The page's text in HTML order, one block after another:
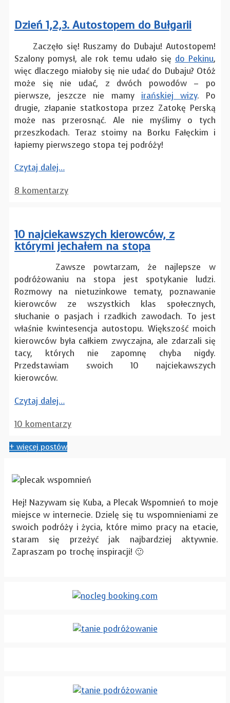
Dzień 1,2,3. Autostopem do Bułgarii
Zaczęło się! Ruszamy do Dubaju! Autostopem!
Szalony pomysł, ale rok temu udało się do Pekinu,
więc dlaczego miałoby się nie udać do Dubaju? Otóż
może się nie udać, z dwóch powodów – po
pierwsze, jeszcze nie mamy irańskiej wizy. Po
drugie, złapanie statkostopa przez Zatokę Perską
może nas przerosnąć. Ale nie myślimy o tych
przeszkodach. Teraz stoimy na Borku Fałęckim i
łapiemy pierwszego stopa tej podróży!
Czytaj dalej…
8 komentarzy
10 najciekawszych kierowców, z
którymi jechałem na stopa
Zawsze powtarzam, że najlepsze w
podróżowaniu na stopa jest spotykanie ludzi.
Rozmowy na nietuzinkowe tematy, poznawanie
kierowców ze wszystkich klas społecznych,
słuchanie o pasjach i rzadkich zawodach. To jest
właśnie kwintesencja autostopu. Większość moich
kierowców była całkiem zwyczajna, ale zdarzali się
tacy, których nie zapomnę chyba nigdy.
Przedstawiam swoich 10 najciekawszych
kierowców.
Czytaj dalej…
10 komentarzy
+ więcej postów
Hej! Nazywam się Kuba, a Plecak Wspomnień to moje
miejsce w internecie. Dzielę się tu wspomnieniami ze
swoich podróży i życia, które mimo pracy na etacie,
staram się przeżyć jak najbardziej aktywnie.
Zapraszam po trochę inspiracji! 🙂